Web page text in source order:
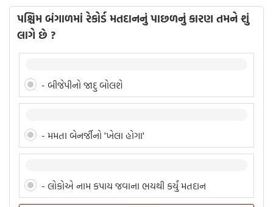
પશ્ચિમ બંગાળમાં રેકોર્ડ મતદાનનું પાછળનું કારણ તમને શું
લાગે છે ?
- બીજેપીનો જાદુ બોલશે
- મમતા બેનર્જીનો 'ખેલા હોગા'
- લોકોએ નામ કપાય જવાના ભયથી કર્યું મતદાન